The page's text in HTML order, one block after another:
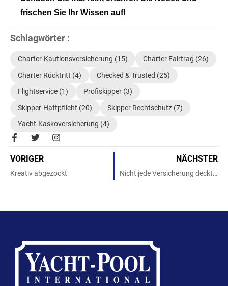
frischen Sie Ihr Wissen auf!
Schlagwörter :
Charter-Kautionsversicherung (15) Charter Fairtrag (26)
Charter Rücktritt (4) Checked & Trusted (25)
Flightservice (1) Profiskipper (3)
Skipper-Haftpflicht (20) Skipper Rechtschutz (7)
Yacht-Kaskoversicherung (4)
F
a
c
e
b
o
f
T
w
i
t
t
e
I
n
a
g
VORIGER
Kreativ abgezockt
NÄCHSTER
Nicht jede Versicherung deckt einen Chartertörn